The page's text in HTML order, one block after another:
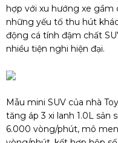
hợp với xu hướng xe gầm
những yếu tố thu hút
động cá tính đậm chất
nhiều tiện nghi hiện đại.
Mẫu mini SUV của nhà
tăng áp 3 xi lanh 1.0L sản
6.000 vòng/phút, mô